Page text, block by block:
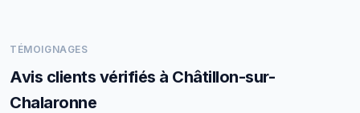
TÉMOIGNAGES
Avis clients vérifiés à Châtillon-sur-
Chalaronne